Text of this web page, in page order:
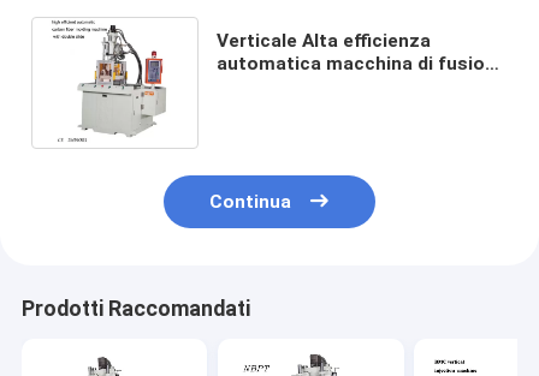
Verticale Alta efficienza
automatica macchina di fusione
Continua
Prodotti Raccomandati